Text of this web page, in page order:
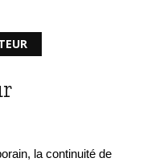
la continuité de